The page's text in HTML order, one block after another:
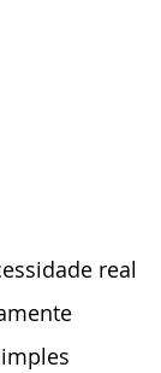
real